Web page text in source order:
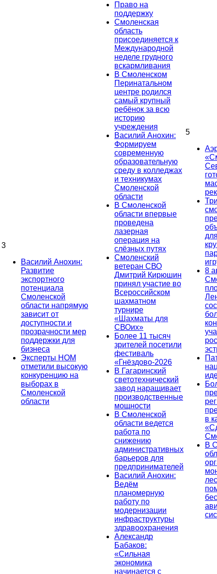
3
Василий Анохин:
Развитие
экспортного
потенциала
Смоленской
области напрямую
зависит от
доступности и
прозрачности мер
поддержки для
бизнеса
Эксперты НОМ
отметили высокую
конкуренцию на
выборах в
Смоленской
области
Право на
поддержку
Смоленская
область
присоединяется к
Международной
неделе грудного
вскармливания
В Смоленском
Перинатальном
центре родился
самый крупный
ребёнок за всю
историю
учреждения
Василий Анохин:
Формируем
современную
образовательную
среду в колледжах
и техникумах
Смоленской
области
В Смоленской
области впервые
проведена
лазерная
операция на
слёзных путях
Смоленский
ветеран СВО
Дмитрий Кирюшин
принял участие во
Всероссийском
шахматном
турнире
«Шахматы для
СВОих»
Более 11 тысяч
зрителей посетили
фестиваль
«Гнёздово-2026
В Гагаринский
светотехнический
завод наращивает
производственные
мощности
В Смоленской
области ведется
работа по
снижению
административных
барьеров для
предпринимателей
Василий Анохин:
Ведём
планомерную
работу по
модернизации
инфраструктуры
здравоохранения
Александр
Бабаков:
«Сильная
экономика
начинается с
5
8
в
В